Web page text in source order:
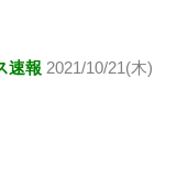
速報 2021/10/21(木)